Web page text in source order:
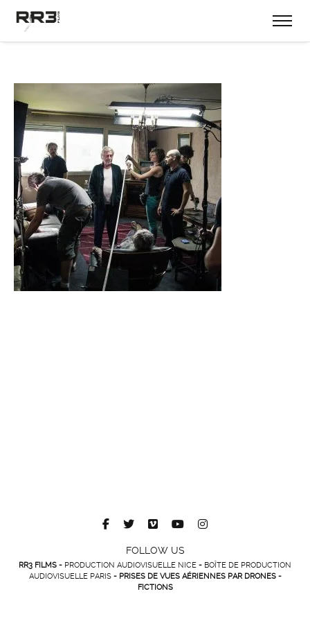
FOLLOW US
RR3 FILMS - PRODUCTION AUDIOVISUELLE NICE - BOÎTE DE PRODUCTION
AUDIOVISUELLE PARIS- PRISES DE VUES AÉRIENNES PAR DRONES -
FICTIONS